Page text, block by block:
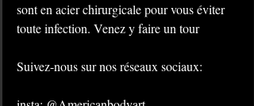
sont en acier chirurgicale pour vous éviter
toute infection. Venez y faire un tour
Suivez-nous sur nos réseaux sociaux: